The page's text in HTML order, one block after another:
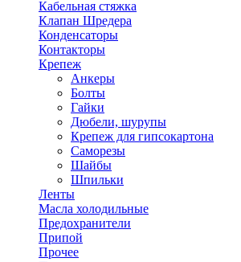
Кабельная стяжка
Клапан Шредера
Конденсаторы
Контакторы
Крепеж
Анкеры
Болты
Гайки
Дюбели, шурупы
Крепеж для гипсокартона
Саморезы
Шайбы
Шпильки
Ленты
Масла холодильные
Предохранители
Припой
Прочее